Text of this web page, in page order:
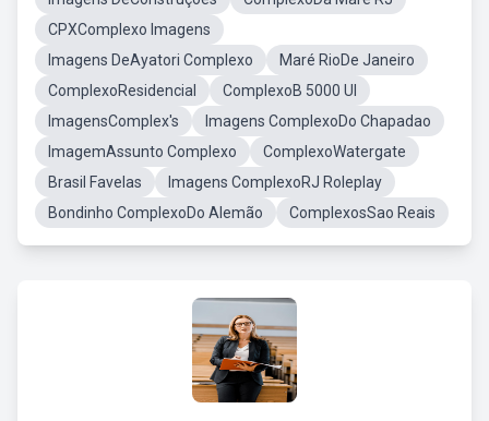
CPXComplexo Imagens
Imagens DeAyatori Complexo
Maré RioDe Janeiro
ComplexoResidencial
ComplexoB 5000 UI
ImagensComplex's
Imagens ComplexoDo Chapadao
ImagemAssunto Complexo
ComplexoWatergate
Brasil Favelas
Imagens ComplexoRJ Roleplay
Bondinho ComplexoDo Alemão
ComplexosSao Reais